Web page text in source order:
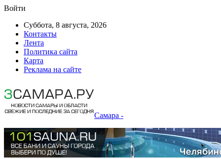
Войти
Суббота, 8 августа, 2026
Контакты
Лента
Политика сайта
Карта
Реклама на сайте
Самара -